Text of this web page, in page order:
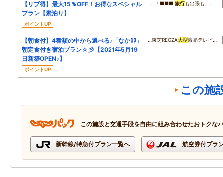
【リブ得】最大15％OFF！お得なスペシャル
プラン【素泊り】
ポイントUP
…！■■■ 旅行も出張も、…
【朝食付】4種類の中から選べる♪「なか卯」
朝定食付き宿泊プラン☆彡【2021年5月19
日新築OPEN♪】
ポイントUP
…東芝REGZA大型液晶テレビ…
この施
この施設と交通手段を自由に組み合わせたおトクな
新幹線/特急付プラン一覧へ 航空券付プラ